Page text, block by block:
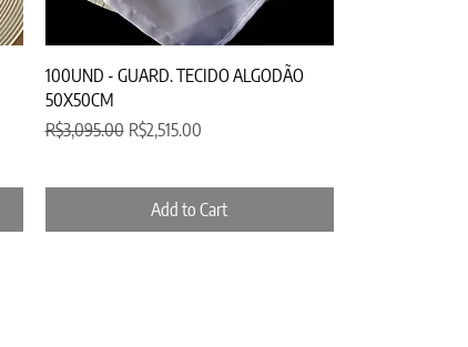
Quick View
100UND - GUARD. TECIDO ALGODÃO
50X50CM
Regular Price
R$3,095.00 Sale Price
R$2,515.00
Add to Cart